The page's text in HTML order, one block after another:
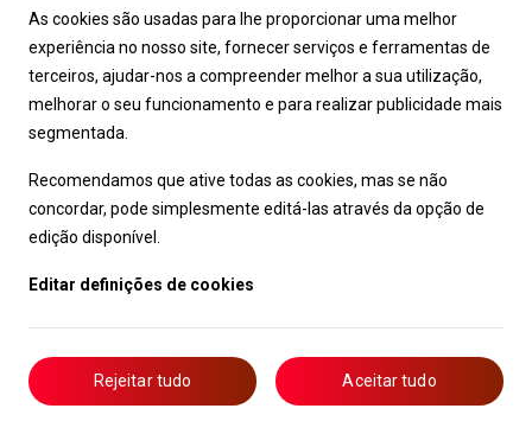
e motorizações, com o desenvolvimento
do GR Yaris H2, com um motor de
combustão movido a hidrogénio com
quase zero emissões, a versão H2 fez
sua estreia europeia em agosto de 2021.
Corporation, Akio Toyoda, conduziu ao
lado da lenda dos ralis Juha Kankkunen,
como carro Zero do Rali Ypres na
do Campeonato do Mundo de Ralis, a
Toyota GAZOO Racing apresentou o GR
Yaris Rally1, baseado no modelo de
estrada, para a época de 2022.
As cookies são usadas para lhe proporcionar uma melhor
experiência no nosso site, fornecer serviços e ferramentas de
terceiros, ajudar-nos a compreender melhor a sua utilização,
melhorar o seu funcionamento e para realizar publicidade mais
segmentada.
Recomendamos que ative todas as cookies, mas se não
concordar, pode simplesmente editá-las através da opção de
edição disponível.
Editar definições de cookies
Rejeitar tudo Aceitar tudo